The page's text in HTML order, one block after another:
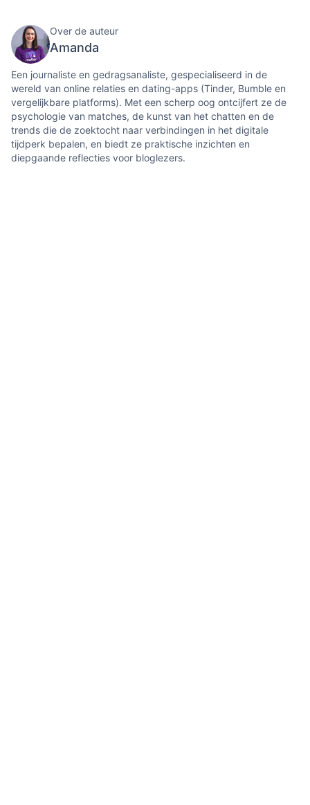
Over de auteur
Amanda
Een journaliste en gedragsanaliste, gespecialiseerd in de
wereld van online relaties en dating-apps (Tinder, Bumble en
vergelijkbare platforms). Met een scherp oog ontcijfert ze de
psychologie van matches, de kunst van het chatten en de
trends die de zoektocht naar verbindingen in het digitale
tijdperk bepalen, en biedt ze praktische inzichten en
diepgaande reflecties voor bloglezers.